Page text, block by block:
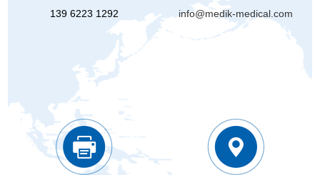
139 6223 1292 info@medik-medical.com